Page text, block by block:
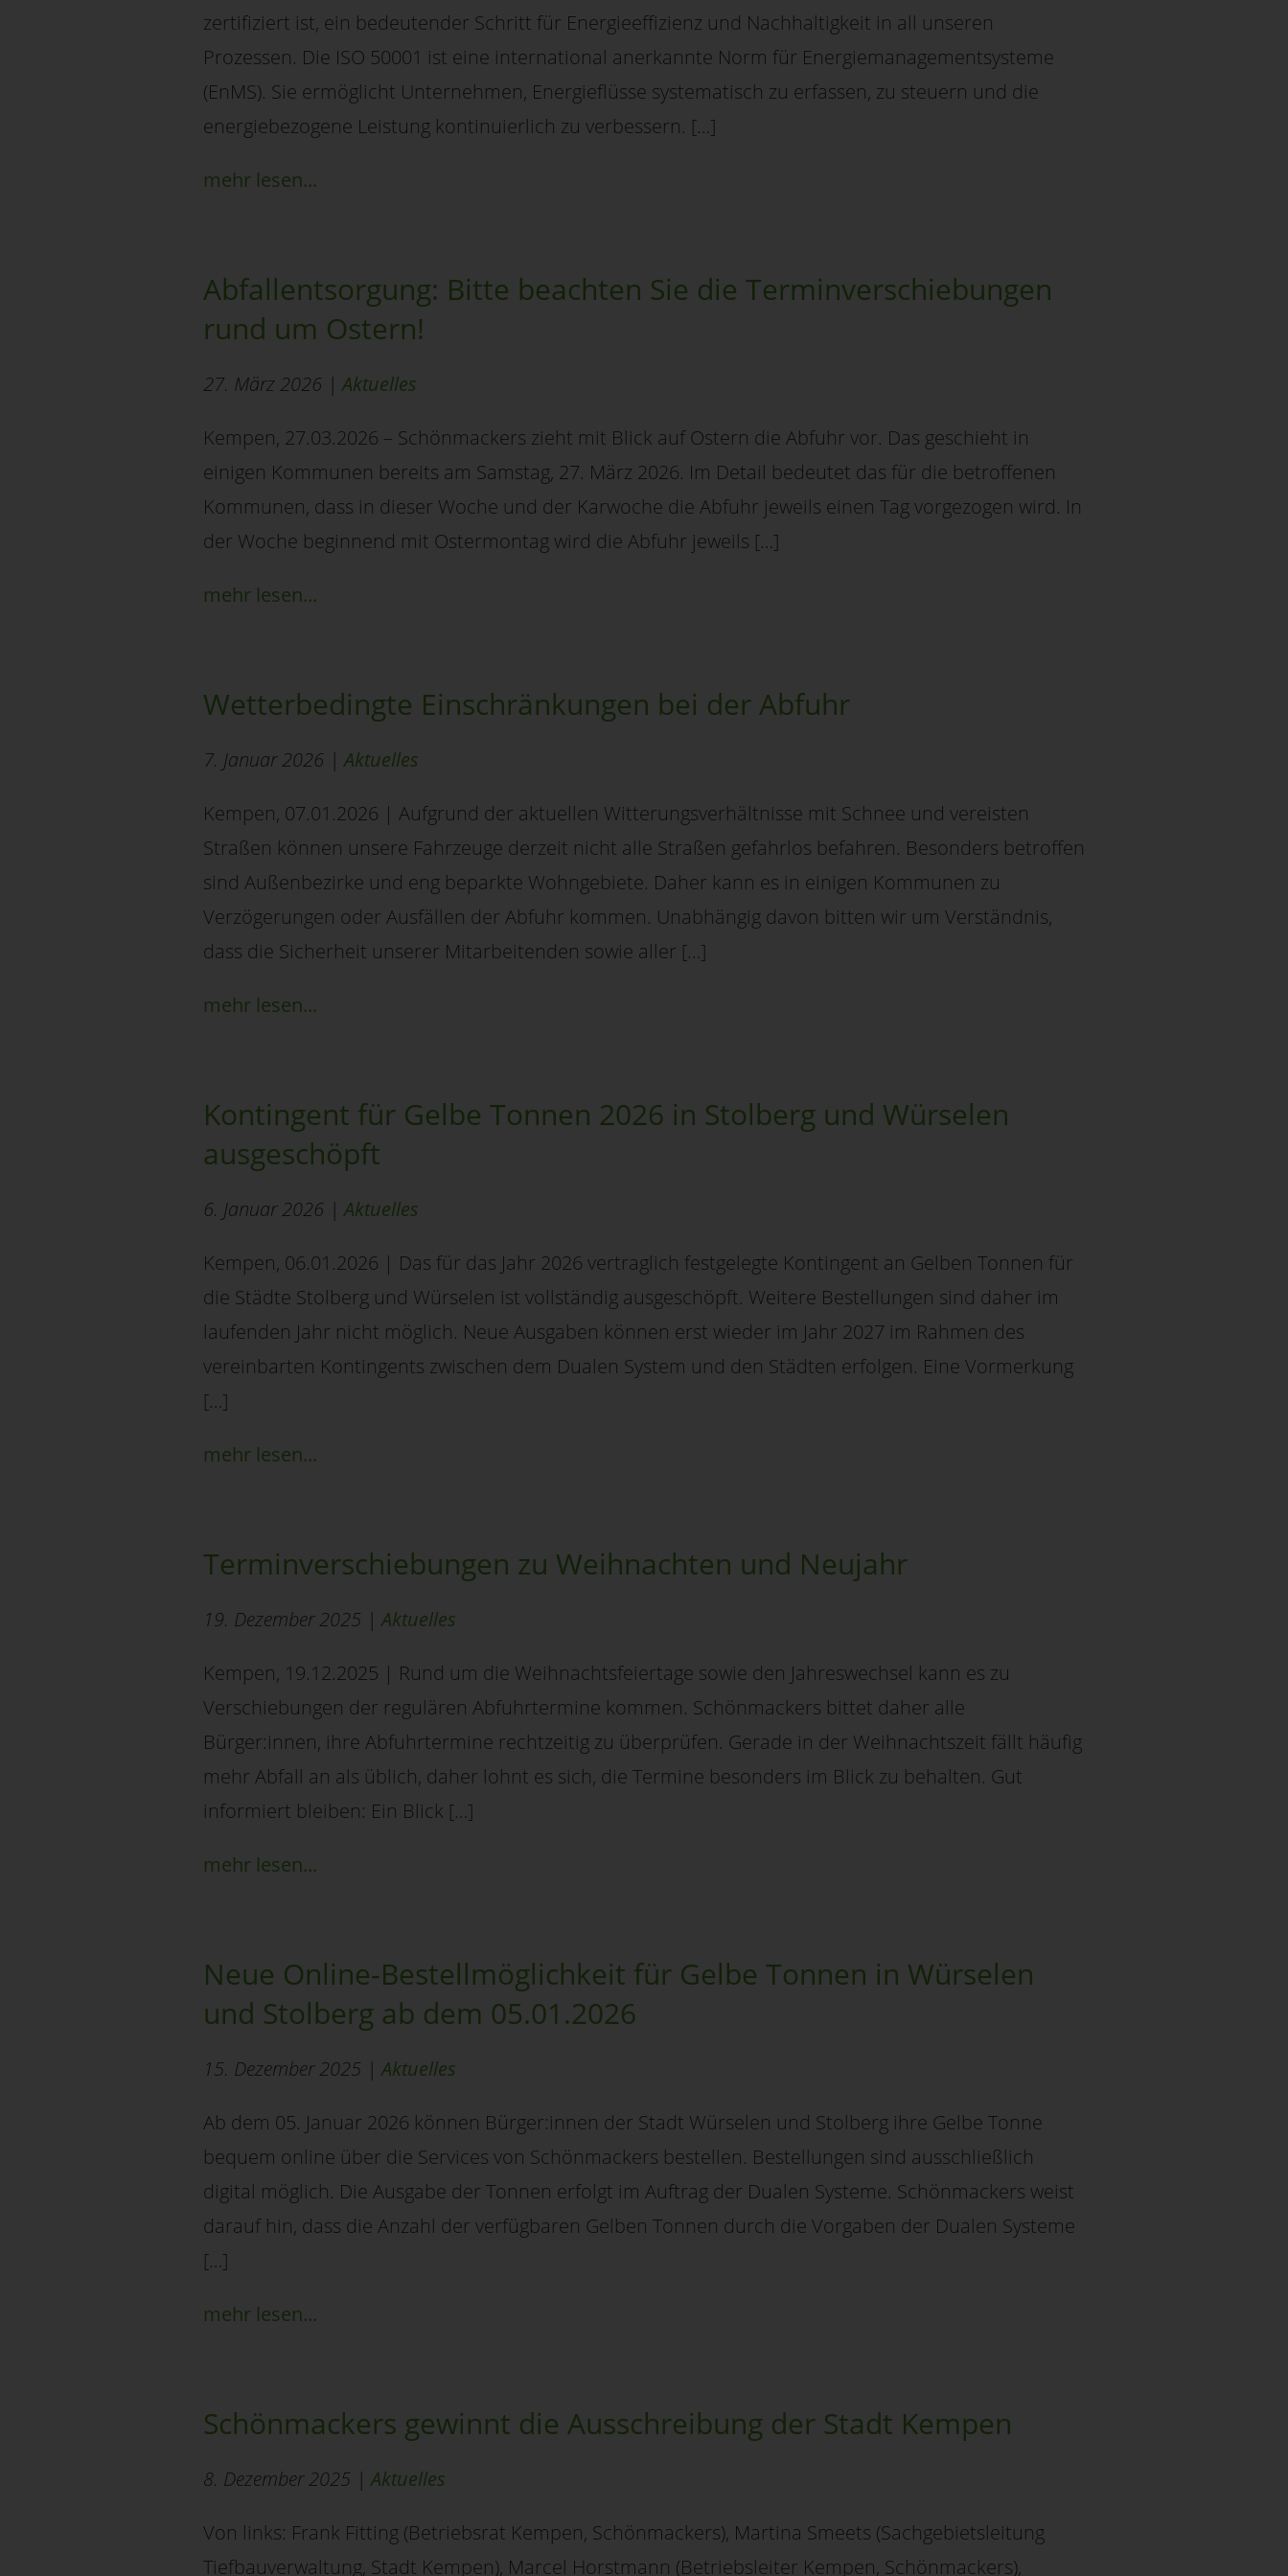
zertifiziert ist, ein bedeutender Schritt für Energieeffizienz und Nachhaltigkeit in all unseren
Prozessen. Die ISO 50001 ist eine international anerkannte Norm für Energiemanagementsysteme
(EnMS). Sie ermöglicht Unternehmen, Energieflüsse systematisch zu erfassen, zu steuern und die
energiebezogene Leistung kontinuierlich zu verbessern. […]
mehr lesen...
Abfallentsorgung: Bitte beachten Sie die Terminverschiebungen
rund um Ostern!
27. März 2026 |Aktuelles
Kempen, 27.03.2026 – Schönmackers zieht mit Blick auf Ostern die Abfuhr vor. Das geschieht in
einigen Kommunen bereits am Samstag, 27. März 2026. Im Detail bedeutet das für die betroffenen
Kommunen, dass in dieser Woche und der Karwoche die Abfuhr jeweils einen Tag vorgezogen wird. In
der Woche beginnend mit Ostermontag wird die Abfuhr jeweils […]
mehr lesen...
Wetterbedingte Einschränkungen bei der Abfuhr
7. Januar 2026 |Aktuelles
Kempen, 07.01.2026 | Aufgrund der aktuellen Witterungsverhältnisse mit Schnee und vereisten
Straßen können unsere Fahrzeuge derzeit nicht alle Straßen gefahrlos befahren. Besonders betroffen
sind Außenbezirke und eng beparkte Wohngebiete. Daher kann es in einigen Kommunen zu
Verzögerungen oder Ausfällen der Abfuhr kommen. Unabhängig davon bitten wir um Verständnis,
dass die Sicherheit unserer Mitarbeitenden sowie aller […]
mehr lesen...
Kontingent für Gelbe Tonnen 2026 in Stolberg und Würselen
ausgeschöpft
6. Januar 2026 |Aktuelles
Kempen, 06.01.2026 | Das für das Jahr 2026 vertraglich festgelegte Kontingent an Gelben Tonnen für
die Städte Stolberg und Würselen ist vollständig ausgeschöpft. Weitere Bestellungen sind daher im
laufenden Jahr nicht möglich. Neue Ausgaben können erst wieder im Jahr 2027 im Rahmen des
vereinbarten Kontingents zwischen dem Dualen System und den Städten erfolgen. Eine Vormerkung
[…]
mehr lesen...
Terminverschiebungen zu Weihnachten und Neujahr
19. Dezember 2025 |Aktuelles
Kempen, 19.12.2025 | Rund um die Weihnachtsfeiertage sowie den Jahreswechsel kann es zu
Verschiebungen der regulären Abfuhrtermine kommen. Schönmackers bittet daher alle
Bürger:innen, ihre Abfuhrtermine rechtzeitig zu überprüfen. Gerade in der Weihnachtszeit fällt häufig
mehr Abfall an als üblich, daher lohnt es sich, die Termine besonders im Blick zu behalten. Gut
informiert bleiben: Ein Blick […]
mehr lesen...
Neue Online-Bestellmöglichkeit für Gelbe Tonnen in Würselen
und Stolberg ab dem 05.01.2026
15. Dezember 2025 |Aktuelles
Ab dem 05. Januar 2026 können Bürger:innen der Stadt Würselen und Stolberg ihre Gelbe Tonne
bequem online über die Services von Schönmackers bestellen. Bestellungen sind ausschließlich
digital möglich. Die Ausgabe der Tonnen erfolgt im Auftrag der Dualen Systeme. Schönmackers weist
darauf hin, dass die Anzahl der verfügbaren Gelben Tonnen durch die Vorgaben der Dualen Systeme
[…]
mehr lesen...
Schönmackers gewinnt die Ausschreibung der Stadt Kempen
8. Dezember 2025 |Aktuelles
Von links: Frank Fitting (Betriebsrat Kempen, Schönmackers), Martina Smeets (Sachgebietsleitung
Tiefbauverwaltung, Stadt Kempen), Marcel Horstmann (Betriebsleiter Kempen, Schönmackers),